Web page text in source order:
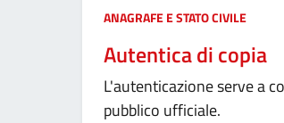
Categoria:
ANAGRAFE E STATO CIVILE
Autentica di copia
L'autenticazione serve a
pubblico ufficiale.